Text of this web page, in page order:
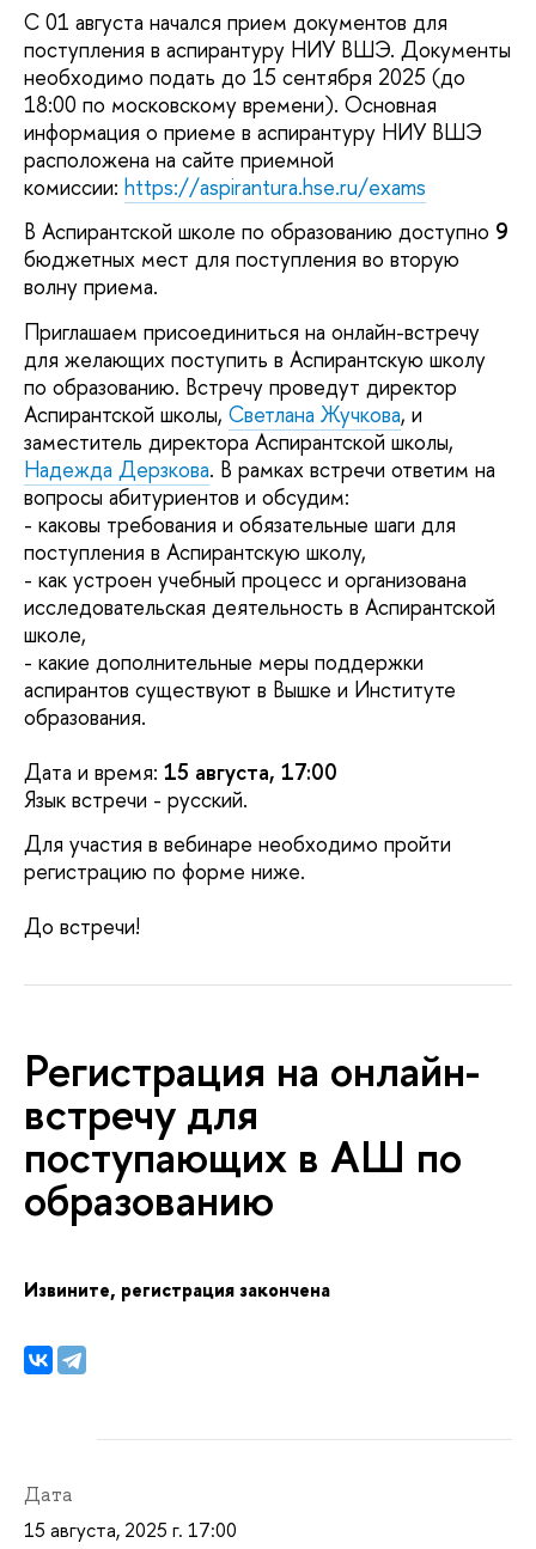
С 01 августа начался прием документов для
поступления в аспирантуру НИУ ВШЭ. Документы
необходимо подать до 15 сентября 2025 (до
18:00 по московскому времени). Основная
информация о приеме в аспирантуру НИУ ВШЭ
расположена на сайте приемной
комиссии: https://aspirantura.hse.ru/exams
Аспирантской школе по образованию доступно 9
юджетных мест для поступления во вторую
олну приема.
Приглашаем присоединиться на онлайн-встречу
для желающих поступить в Аспирантскую школу
по образованию. Встречу проведут директор
Аспирантской школы, Светлана Жучкова, и
заместитель директора Аспирантской школы,
Надежда Дерзкова. В рамках встречи ответим на
опросы абитуриентов и обсудим:
- каковы требования и обязательные шаги для
поступления в Аспирантскую школу,
- как устроен учебный процесс и организована
исследовательская деятельность в Аспирантской
школе,
- какие дополнительные меры поддержки
аспирантов существуют в Вышке и Институте
образования.
Дата и время: 15 августа, 17:00
Язык встречи - русский.
Для участия в вебинаре необходимо пройти
регистрацию по форме ниже.
До встречи!
Регистрация на онлайн-
стречу для
поступающих в АШ по
образованию
Извините, регистрация закончена
Дата
15 августа, 2025 г. 17:00